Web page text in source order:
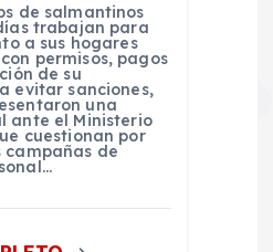
de salmantinos
trabajan para
a sus hogares
permisos, pagos
de su
evitar sanciones,
una
ante el Ministerio
cuestionan por
campañas de